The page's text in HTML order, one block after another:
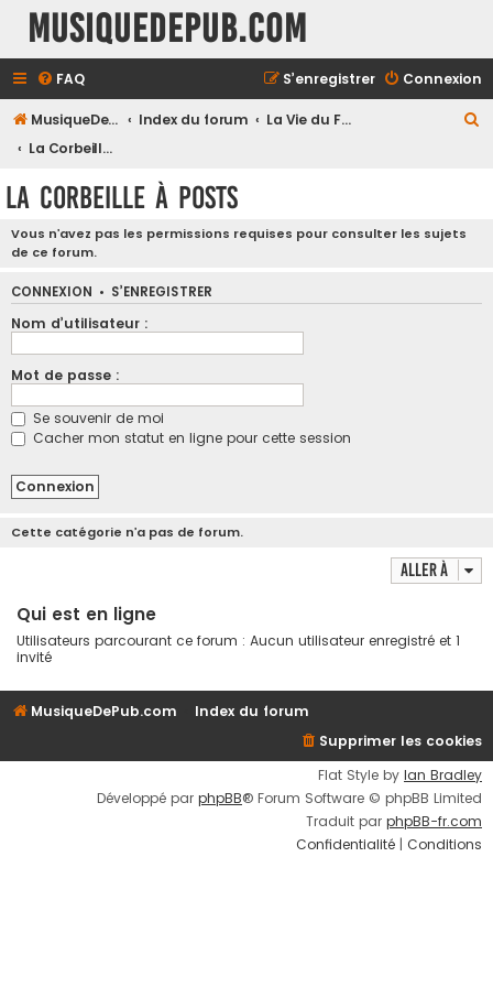
MusiqueDePub.com
FAQ Connexion
S’enregistrer
MusiqueDePub.com Index du forum
La Vie du Forum
La Corbeille à Posts
La Corbeille à Posts
Vous n’avez pas les permissions requises pour consulter les sujets
de ce forum.
CONNEXION • S’ENREGISTRER
Nom d’utilisateur :
Mot de passe :
Se souvenir de moi
Cacher mon statut en ligne pour cette session
Cette catégorie n’a pas de forum.
Aller à
Qui est en ligne
Utilisateurs parcourant ce forum : Aucun utilisateur enregistré et 1
invité
MusiqueDePub.com
Index du forum
Supprimer les cookies
Flat Style by Ian Bradley
Développé par phpBB® Forum Software © phpBB Limited
Traduit par phpBB-fr.com
Confidentialité
Conditions